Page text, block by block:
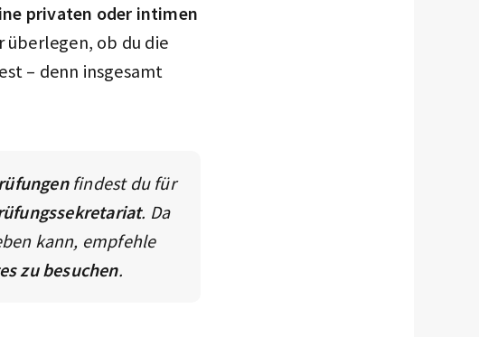
privaten oder intimen
überlegen, ob du die
– denn insgesamt
findest du für
. Da
kann, empfehle
zu besuchen.